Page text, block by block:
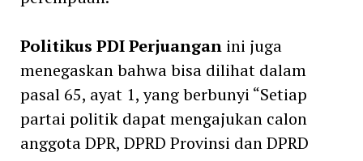
Politikus PDI Perjuanganini juga
menegaskan bahwa bisa dilihat dalam
pasal 65, ayat 1, yang berbunyi “Setiap
partai politik dapat mengajukan calon
anggota DPR, DPRD Provinsi dan DPRD